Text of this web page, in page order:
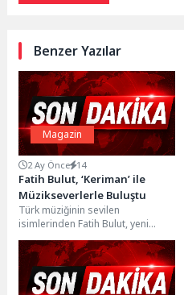
Benzer Yazılar
Magazin
2 Ay Önce 14
Fatih Bulut, ‘Keriman’ ile
Müzikseverlerle Buluştu
Türk müziğinin sevilen
isimlerinden Fatih Bulut, yeni
çalışması “Keriman” ile
dinleyicilerinin karşısına çıktı.
Ağdaş Müzik...